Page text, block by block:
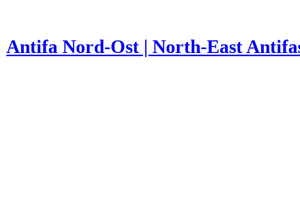
Antifa Nord-Ost | North-East